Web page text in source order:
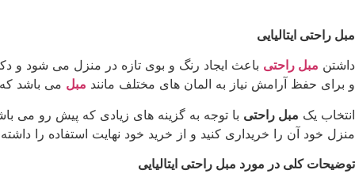
مبل راحتی ایتالیایی
داشتن مبل راحتی باعث ایجاد رنگ و بوی تازه در منزل می شود و
و برای حفظ آرامش نیاز به المان های مختلف مانند مبل می باشد
انتخاب یک مبل راحتی با توجه به گزینه های زیادی که پیش رو می
منزل خود آن را خریداری کنید و از خرید خود نهایت استفاده را
توضیحات کلی در مورد مبل راحتی ایتالیایی